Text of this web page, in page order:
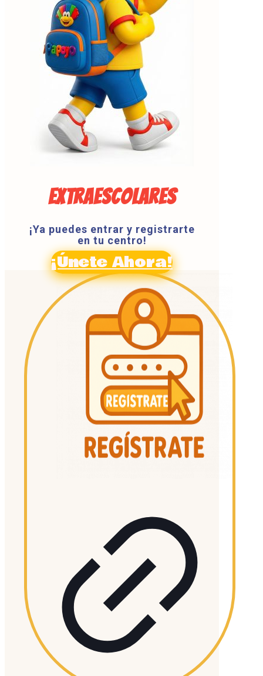
EXTRAESCOLARES
¡Ya puedes entrar y registrarte
en tu centro!
¡Únete Ahora!